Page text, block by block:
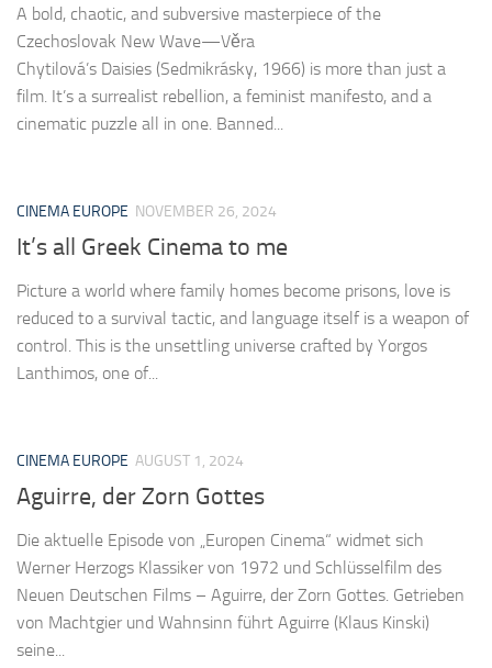
A bold, chaotic, and subversive masterpiece of the
Czechoslovak New Wave—Věra
Chytilová’s Daisies (Sedmikrásky, 1966) is more than just a
film. It’s a surrealist rebellion, a feminist manifesto, and a
cinematic puzzle all in one. Banned...
CINEMA EUROPE NOVEMBER 26, 2024
It’s all Greek Cinema to me
Picture a world where family homes become prisons, love is
reduced to a survival tactic, and language itself is a weapon of
control. This is the unsettling universe crafted by Yorgos
Lanthimos, one of...
CINEMA EUROPE AUGUST 1, 2024
Aguirre, der Zorn Gottes
Die aktuelle Episode von „Europen Cinema“ widmet sich
Werner Herzogs Klassiker von 1972 und Schlüsselfilm des
Neuen Deutschen Films – Aguirre, der Zorn Gottes. Getrieben
von Machtgier und Wahnsinn führt Aguirre (Klaus Kinski)
seine...